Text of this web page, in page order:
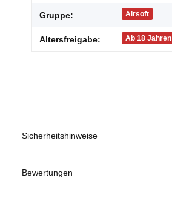
Gruppe: Airsoft
Altersfreigabe: Ab 18 Jahren
Sicherheitshinweise
Bewertungen